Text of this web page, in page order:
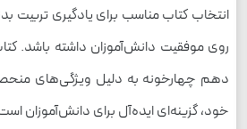
انتخاب کتاب مناسب برای یادگیری تربیت
روی موفقیت دانش‌آموزان داشته باشد.
دهم چهارخونه به دلیل ویژگی‌های
خود، گزینه‌ای ایده‌آل برای دانش‌آموزان